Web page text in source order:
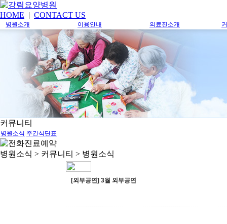
HOME | CONTACT US
병원소개 이용안내 의료진소개
커뮤니티
병원소식 주간식단표
병원소식 > 커뮤니티 > 병원소식
[외부공연] 3월 외부공연